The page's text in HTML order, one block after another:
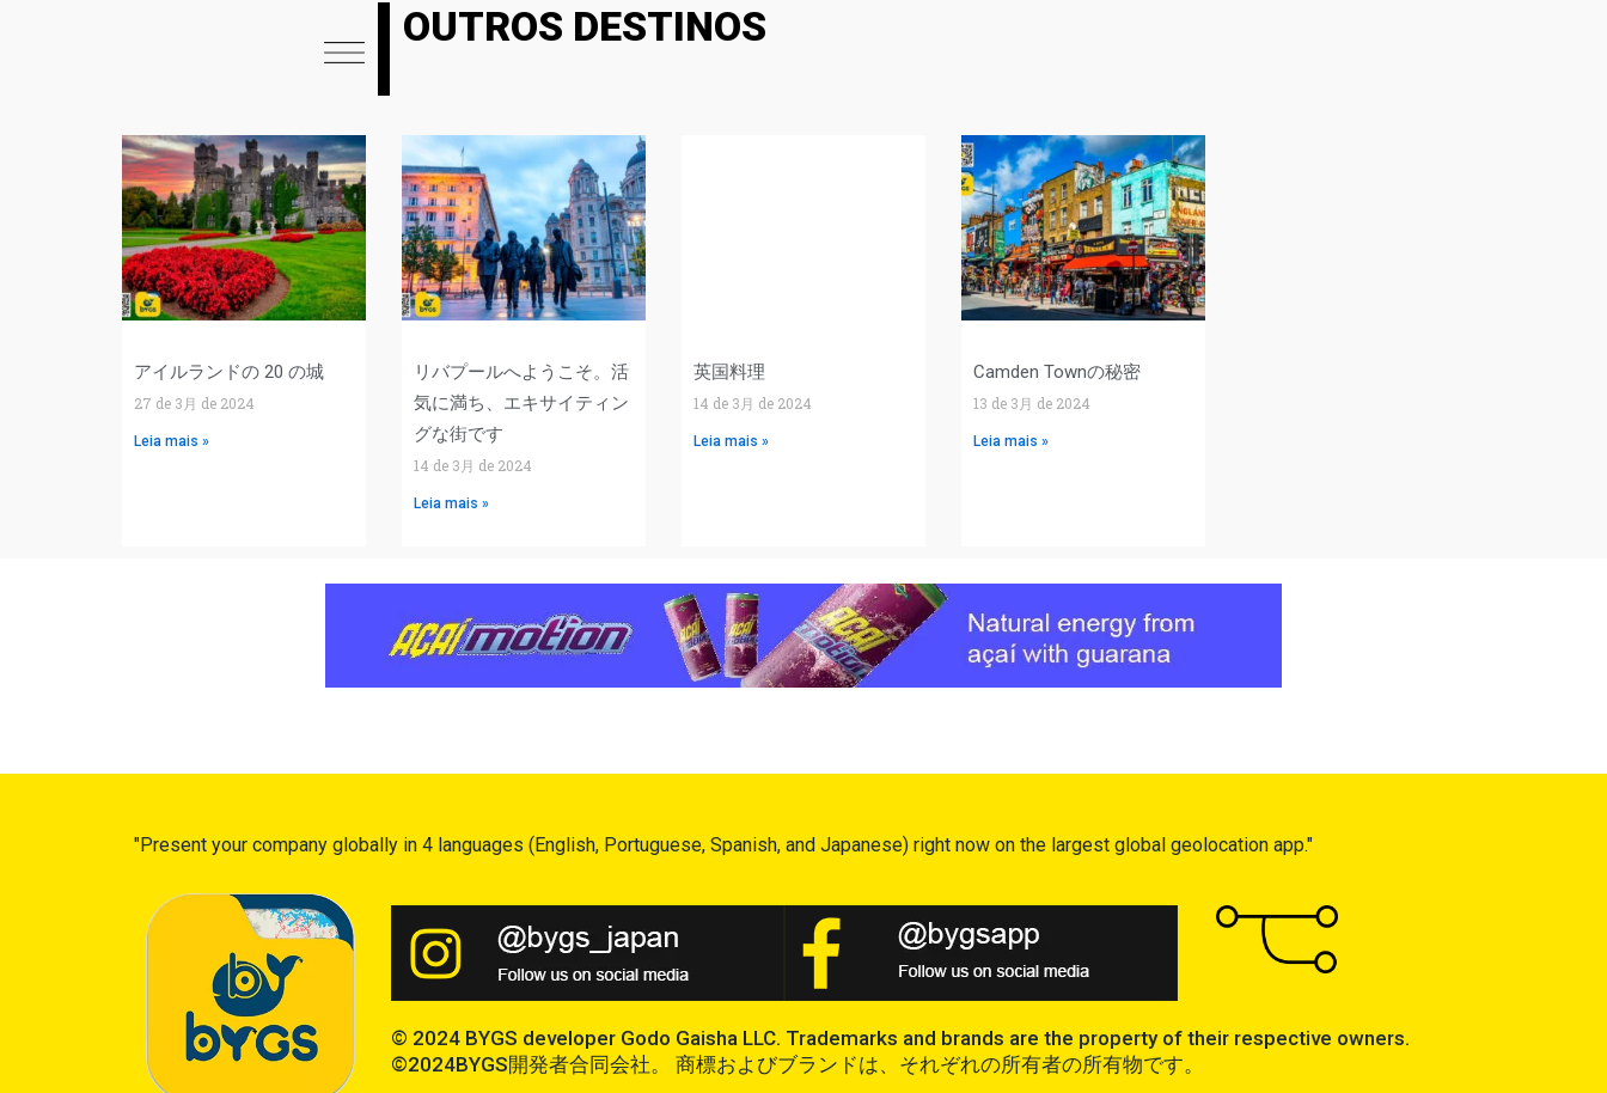
OUTROS DESTINOS
アイルランドの 20 の城
27 de 3月 de 2024
Leia mais »
リバプールへようこそ。活
気に満ち、エキサイティン
グな街です
14 de 3月 de 2024
Leia mais »
英国料理
14 de 3月 de 2024
Leia mais »
Camden Townの秘密
13 de 3月 de 2024
Leia mais »
"Present your company globally in 4 languages (English, Portuguese, Spanish, and Japanese) right now on the largest global geolocation app."
© 2024 BYGS developer Godo Gaisha LLC. Trademarks and brands are the property of their respective owners.
©2024BYGS開発者合同会社。 商標およびブランドは、それぞれの所有者の所有物です。